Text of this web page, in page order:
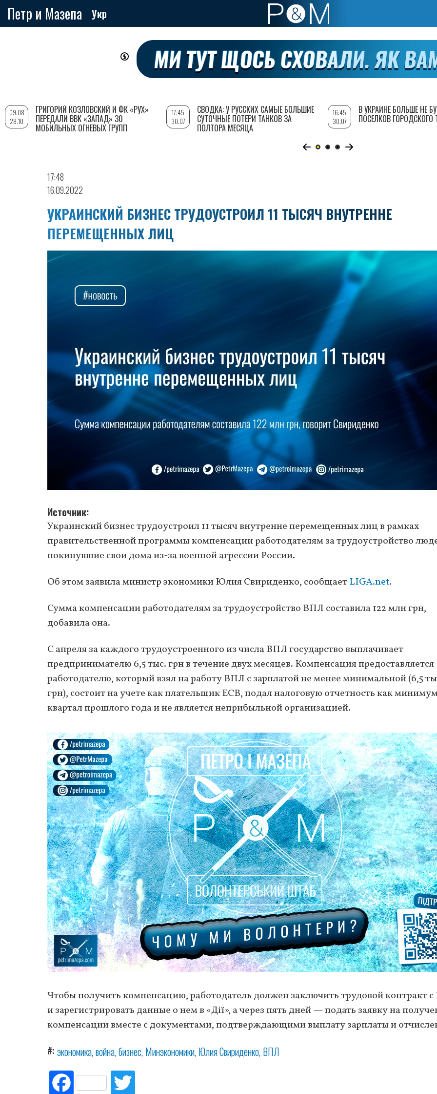
Петр и Мазепа Укр
17:48
16.09.2022
УКРАИНСКИЙ БИЗНЕС ТРУДОУСТРОИЛ 11 ТЫСЯЧ ВНУТРЕННЕ
ПЕРЕМЕЩЕННЫХ ЛИЦ
Источник
Украинский бизнес трудоустроил 11 тысяч внутренне перемещенных лиц в рамках
правительственной программы компенсации работодателям за трудоустройство
покинувшие свои дома из-за военной агрессии России.
Об этом заявила министр экономики Юлия Свириденко, сообщаетLIGA.net.
Сумма компенсации работодателям за трудоустройство ВПЛ составила 122 млн грн,
добавила она.
С апреля за каждого трудоустроенного из числа ВПЛ государство выплачивает
предпринимателю 6,5 тыс. грн в течение двух месяцев. Компенсация предоставляется
работодателю, который взял на работу ВПЛ с зарплатой не менее минимальной (6,5
грн), состоит на учете как плательщик ЕСВ, подал налоговую отчетность как
квартал прошлого года и не является неприбыльной организацией.
Чтобы получить компенсацию, работодатель должен заключить трудовой контракт
и зарегистрировать данные о нем в «Дії», а через пять дней — подать заявку на
компенсации вместе с документами, подтверждающими выплату зарплаты и
# экономика война бизнес Минэкономики Юлия Свириденко ВПЛ
Fac
09:08
28.10
ГРИГОРИЙ КОЗЛОВСКИЙ И ФК «РУХ»
ПЕРЕДАЛИ ВВК «ЗАПАД» 30
МОБИЛЬНЫХ ОГНЕВЫХ ГРУПП
17:45
30.07
СВОДКА: У РУССКИХ САМЫЕ БОЛЬШИЕ
СУТОЧНЫЕ ПОТЕРИ ТАНКОВ ЗА
ПОЛТОРА МЕСЯЦА
16:45
30.07
В УКРАИНЕ БОЛЬШЕ НЕ
ПОСЕЛКОВ ГОРОДСКОГО